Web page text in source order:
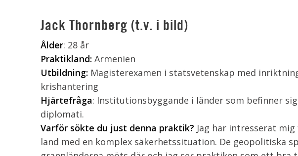
Jack Thornberg (t.v. i bild)
Ålder: 28 år
Praktikland: Armenien
Utbildning: Magisterexamen i statsvetenskap med
krishantering
Hjärtefråga: Institutionsbyggande i länder som befinner
diplomati.
Varför sökte du just denna praktik? Jag har intresserat
land med en komplex säkerhetssituation. De geopolitiska